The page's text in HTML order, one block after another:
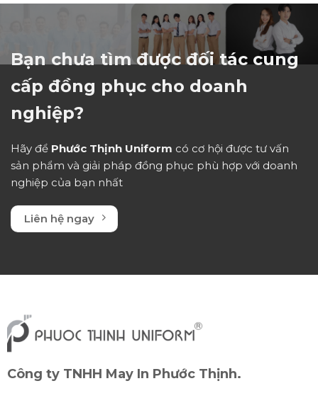
Bạn chưa tìm được đối tác cung
cấp đồng phục cho doanh
nghiệp?
Hãy để Phước Thịnh Uniform có cơ hội được tư vấn
sản phẩm và giải pháp đồng phục phù hợp với doanh
nghiệp của bạn nhất
Liên hệ ngay
Công ty TNHH May In Phước Thịnh.